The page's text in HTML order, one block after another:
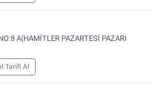
A(HAMİTLER PAZARTESİ PAZARI
Tarifi Al